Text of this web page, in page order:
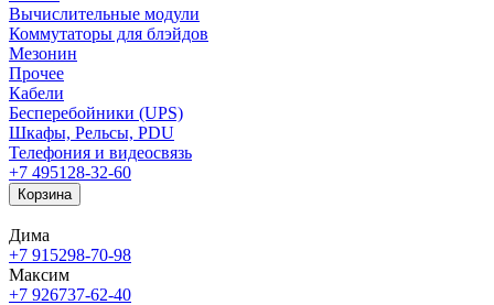
Вычислительные модули
Коммутаторы для блэйдов
Мезонин
Прочее
Кабели
Бесперебойники (UPS)
Шкафы, Рельсы, PDU
Телефония и видеосвязь
+7 495128-32-60
Корзина
Дима
+7 915298-70-98
Максим
+7 926737-62-40